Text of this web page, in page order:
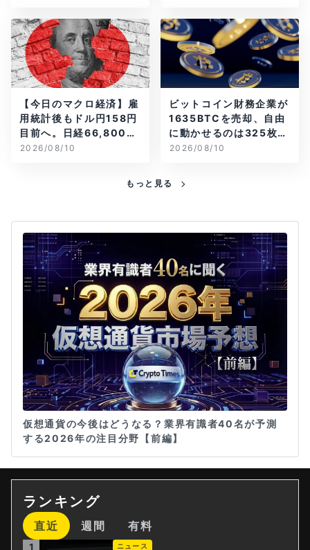
【今日のマクロ経済】雇
用統計後もドル円158円
目前へ。日経66,800円
台に急伸
2026/08/10
ビットコイン財務企業が
1635BTCを売却、自由
に動かせるのは325枚だ
け
2026/08/10
もっと見る
仮想通貨の今後はどうなる？業界有識者40名が予測
する2026年の注目分野【前編】
ランキング
直近 週間 有料
1 ニュース